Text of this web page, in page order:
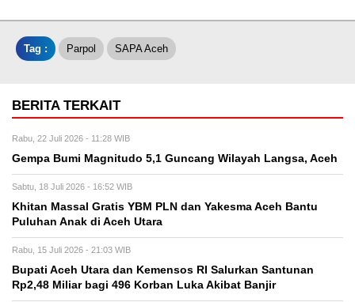
Tag : Parpol SAPA Aceh
BERITA TERKAIT
Rabu, 22 Juli 2026 - 11:28 WIB
Gempa Bumi Magnitudo 5,1 Guncang Wilayah Langsa, Aceh
Sabtu, 18 Juli 2026 - 16:52 WIB
Khitan Massal Gratis YBM PLN dan Yakesma Aceh Bantu
Puluhan Anak di Aceh Utara
Rabu, 15 Juli 2026 - 21:03 WIB
Bupati Aceh Utara dan Kemensos RI Salurkan Santunan
Rp2,48 Miliar bagi 496 Korban Luka Akibat Banjir